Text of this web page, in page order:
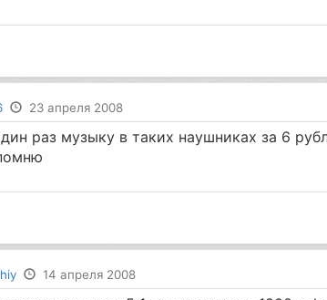
23 апреля 2008
раз музыку в таких наушниках за 6
14 апреля 2008